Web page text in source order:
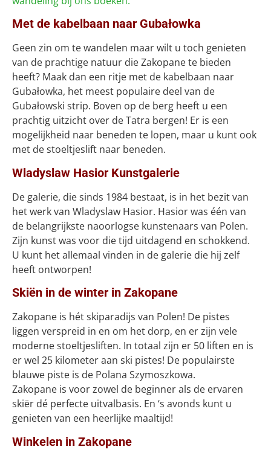
Met de kabelbaan naar Gubałowka
Geen zin om te wandelen maar wilt u toch genieten
van de prachtige natuur die Zakopane te bieden
heeft? Maak dan een ritje met de kabelbaan naar
Gubałowka, het meest populaire deel van de
Gubałowski strip. Boven op de berg heeft u een
prachtig uitzicht over de Tatra bergen! Er is een
mogelijkheid naar beneden te lopen, maar u kunt ook
met de stoeltjeslift naar beneden.
Wladyslaw Hasior Kunstgalerie
De galerie, die sinds 1984 bestaat, is in het bezit van
het werk van Wladyslaw Hasior. Hasior was één van
de belangrijkste naoorlogse kunstenaars van Polen.
Zijn kunst was voor die tijd uitdagend en schokkend.
U kunt het allemaal vinden in de galerie die hij zelf
heeft ontworpen!
Skiën in de winter in Zakopane
Zakopane is hét skiparadijs van Polen! De pistes
liggen verspreid in en om het dorp, en er zijn vele
moderne stoeltjesliften. In totaal zijn er 50 liften en is
er wel 25 kilometer aan ski pistes! De populairste
blauwe piste is de Polana Szymoszkowa.
Zakopane is voor zowel de beginner als de ervaren
skiër dé perfecte uitvalbasis. En ‘s avonds kunt u
genieten van een heerlijke maaltijd!
Winkelen in Zakopane